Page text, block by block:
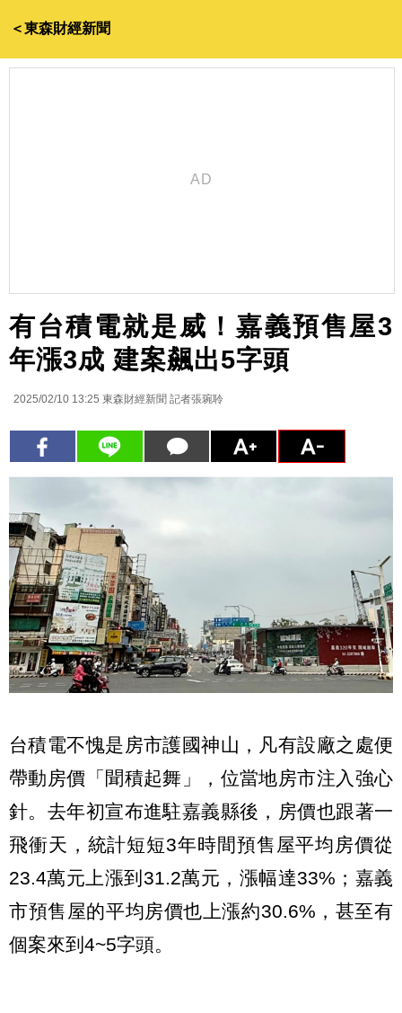
＜東森財經新聞
有台積電就是威！嘉義預售屋3
年漲3成 建案飆出5字頭
2025/02/10 13:25 東森財經新聞 記者張琬聆
台積電不愧是房市護國神山，凡有設廠之處便
帶動房價「聞積起舞」，位當地房市注入強心
針。去年初宣布進駐嘉義縣後，房價也跟著一
飛衝天，統計短短3年時間預售屋平均房價從
23.4萬元上漲到31.2萬元，漲幅達33%；嘉義
市預售屋的平均房價也上漲約30.6%，甚至有
個案來到4~5字頭。